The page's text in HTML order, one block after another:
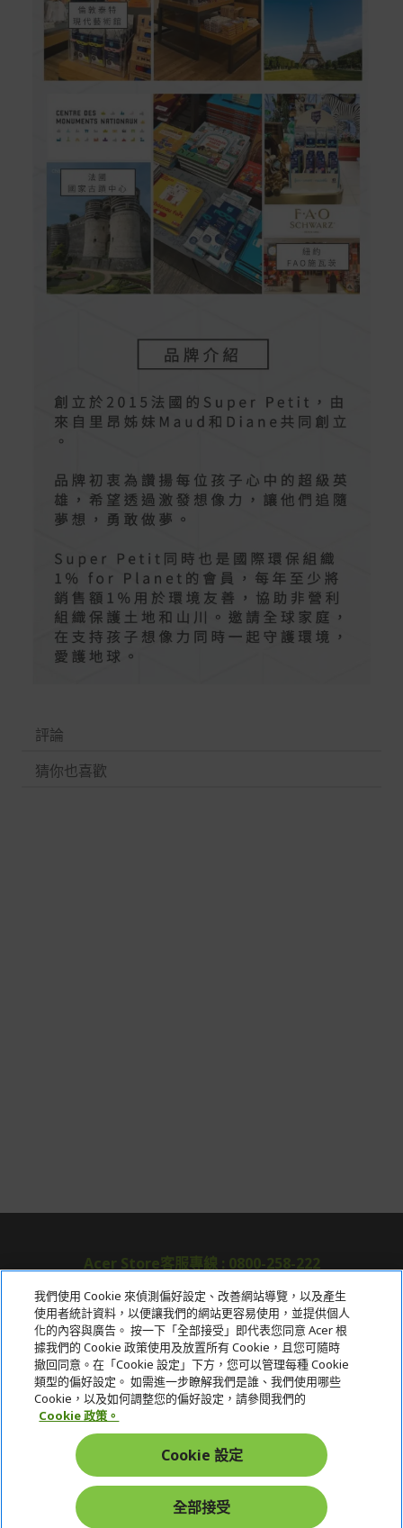
評論
猜你也喜歡
Acer Store客服專線 : 0800-258-222
關於宏碁
服務
宏碁網路商城
在社群上追蹤 Acer
我們使用 Cookie 來偵測偏好設定、改善網站導覽，以及產生
使用者統計資料，以便讓我們的網站更容易使用，並提供個人
化的內容與廣告。 按一下「全部接受」即代表您同意 Acer 根
據我們的 Cookie 政策使用及放置所有 Cookie，且您可隨時
撤回同意。在「Cookie 設定」下方，您可以管理每種 Cookie
類型的偏好設定。 如需進一步瞭解我們是誰、我們使用哪些
Cookie，以及如何調整您的偏好設定，請參閱我們的
Cookie 政策。
Cookie 設定
全部接受